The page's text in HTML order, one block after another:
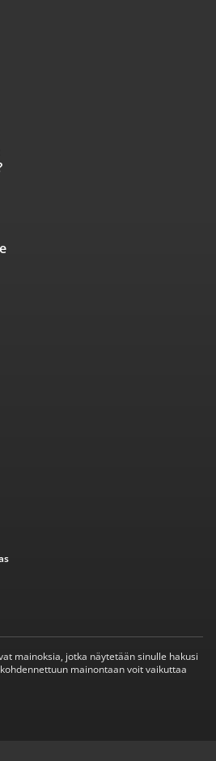
mainoksia, jotka näytetään sinulle hakusi
mainontaan voit vaikuttaa